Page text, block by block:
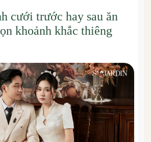
cưới trước hay sau ăn
khoảnh khắc thiêng